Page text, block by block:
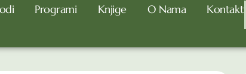
Programi Knjige O Nama Kontakt